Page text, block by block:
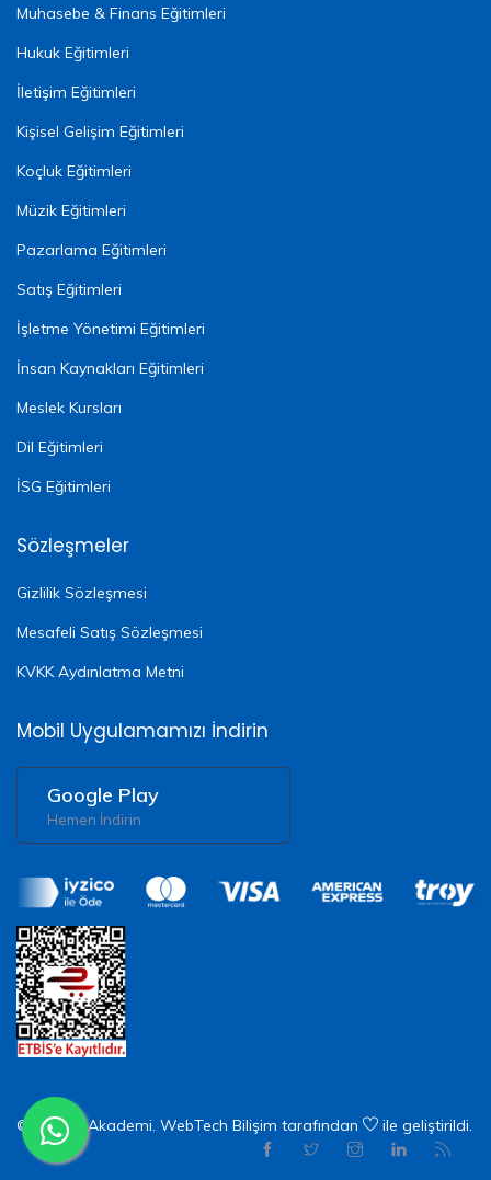
Muhasebe & Finans Eğitimleri
Hukuk Eğitimleri
İletişim Eğitimleri
Kişisel Gelişim Eğitimleri
Koçluk Eğitimleri
Müzik Eğitimleri
Pazarlama Eğitimleri
Satış Eğitimleri
İşletme Yönetimi Eğitimleri
İnsan Kaynakları Eğitimleri
Meslek Kursları
Dil Eğitimleri
İSG Eğitimleri
Sözleşmeler
Gizlilik Sözleşmesi
Mesafeli Satış Sözleşmesi
KVKK Aydınlatma Metni
Mobil Uygulamamızı İndirin
Google Play
Hemen İndirin
© 2026 X Akademi. WebTech Bilişim tarafından ile geliştirildi.